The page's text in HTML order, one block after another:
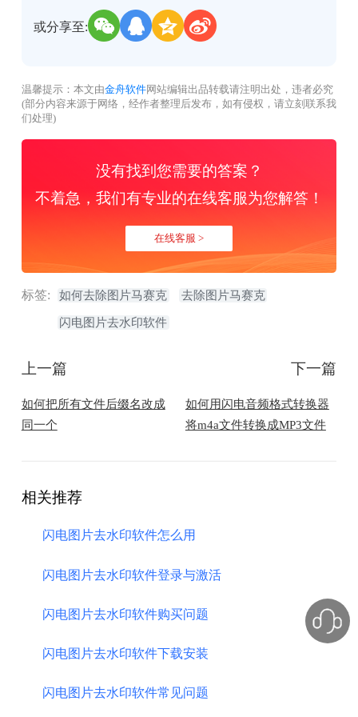
或分享至:
温馨提示：本文由金舟软件网站编辑出品转载请注明出处，违者必究
(部分内容来源于网络，经作者整理后发布，如有侵权，请立刻联系我
们处理)
没有找到您需要的答案？
不着急，我们有专业的在线客服为您解答！
在线客服 >
标签: 如何去除图片马赛克 去除图片马赛克
闪电图片去水印软件
上一篇
如何把所有文件后缀名改成
同一个
下一篇
如何用闪电音频格式转换器
将m4a文件转换成MP3文件
相关推荐
闪电图片去水印软件怎么用
闪电图片去水印软件登录与激活
闪电图片去水印软件购买问题
闪电图片去水印软件下载安装
闪电图片去水印软件常见问题